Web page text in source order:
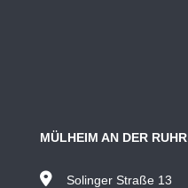
MÜLHEIM AN DER RUHR
Solinger Straße 13